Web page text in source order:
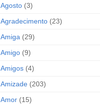
Agosto (3)
Agradecimento (23)
Amiga (29)
Amigo (9)
Amigos (4)
Amizade (203)
Amor (15)